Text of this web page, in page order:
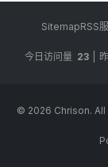
SitemapRSS
今日访问量 23
© 2026 Chrison.